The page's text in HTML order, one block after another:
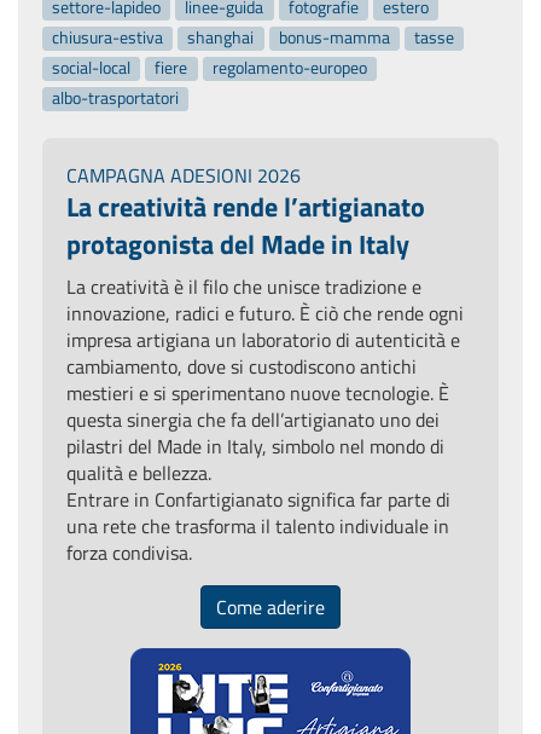
settore-lapideo linee-guida fotografie
estero
chiusura-estiva
shanghai bonus-mamma
tasse
social-local
fiere
regolamento-europeo
albo-trasportatori
CAMPAGNA ADESIONI 2026
La creatività rende l’artigianato
protagonista del Made in Italy
La creatività è il filo che unisce tradizione e
innovazione, radici e futuro. È ciò che rende ogni
impresa artigiana un laboratorio di autenticità e
cambiamento, dove si custodiscono antichi
mestieri e si sperimentano nuove tecnologie. È
questa sinergia che fa dell’artigianato uno dei
pilastri del Made in Italy, simbolo nel mondo di
qualità e bellezza.
Entrare in Confartigianato significa far parte di
una rete che trasforma il talento individuale in
forza condivisa.
Come aderire